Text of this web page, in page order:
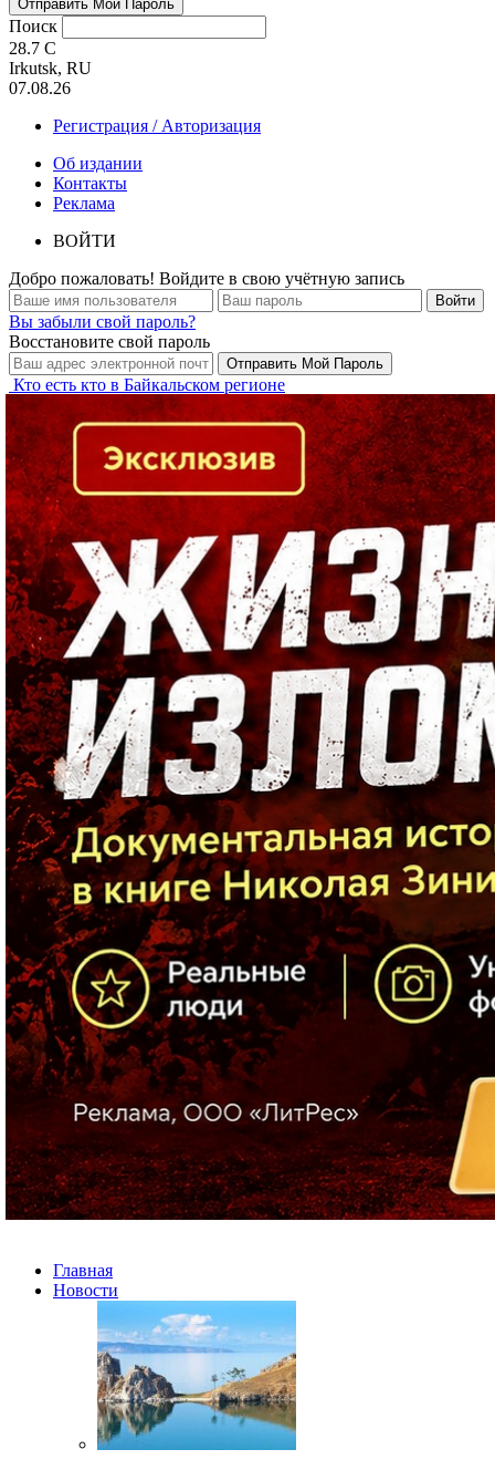
Поиск
28.7 C
Irkutsk, RU
07.08.26
Регистрация / Авторизация
Об издании
Контакты
Реклама
ВОЙТИ
Добро пожаловать! Войдите в свою учётную запись
Вы забыли свой пароль?
Восстановите свой пароль
Кто есть кто в Байкальском регионе
Главная
Новости